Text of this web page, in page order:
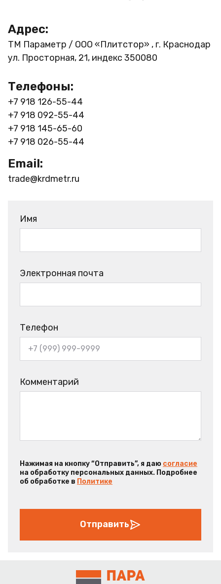
Адрес:
ТМ Параметр / ООО «Плитстор» , г. Краснодар
ул. Просторная, 21, индекс 350080
Телефоны:
+7 918 126-55-44
+7 918 092-55-44
+7 918 145-65-60
+7 918 026-55-44
Email:
trade@krdmetr.ru
Имя
Электронная почта
Телефон
Комментарий
Нажимая на кнопку “Отправить”, я даю согласие
на обработку персональных данных. Подробнее
об обработке в Политике
Отправить